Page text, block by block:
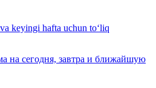
keyingi hafta uchun to‘liq
на сегодня, завтра и ближайшую